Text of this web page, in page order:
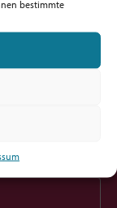
bestimmte